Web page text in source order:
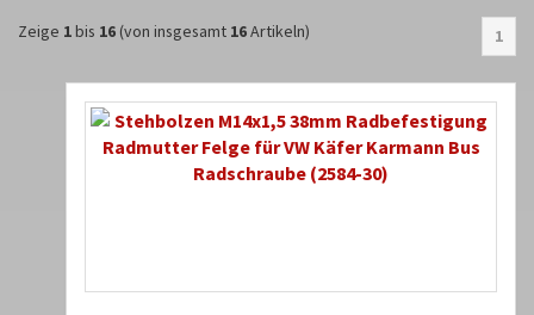
Zeige 1bis 16 (von insgesamt 16Artikeln) 1